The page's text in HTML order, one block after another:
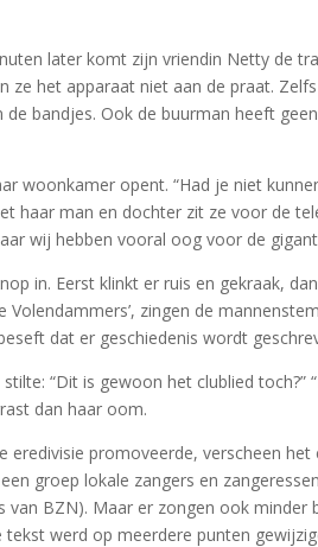
later komt zijn vriendin Netty de
ze het apparaat niet aan de praat.
bandjes. Ook de buurman heeft
woonkamer opent. “Had je niet
haar man en dochter zit ze voor de
wij hebben vooral oog voor de
in. Eerst klinkt er ruis en gekraak,
zingen de
dat er geschiedenis wordt
“Dit is gewoon het clublied toch?”
dan haar oom.
promoveerde, verscheen
groep lokale zangers en
BZN). Maar er zongen ook
werd op meerdere punten